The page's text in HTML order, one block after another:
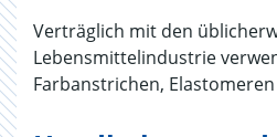
Verträglich mit den
Lebensmittelindustrie
Farbanstrichen,